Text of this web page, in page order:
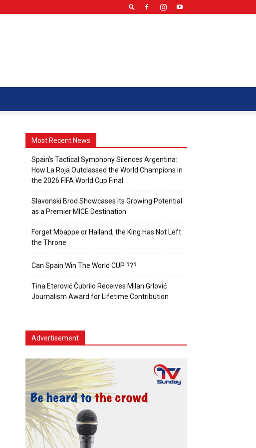
Most Recent News
Spain’s Tactical Symphony Silences Argentina:
How La Roja Outclassed the World Champions in
the 2026 FIFA World Cup Final
Slavonski Brod Showcases Its Growing Potential
as a Premier MICE Destination
Forget Mbappe or Halland, the King Has Not Left
the Throne.
Can Spain Win The World CUP ???
Tina Eterović Čubrilo Receives Milan Grlović
Journalism Award for Lifetime Contribution
Advertisement